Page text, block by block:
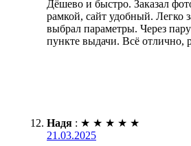
Дёшево и быстро. Заказал
рамкой, сайт удобный. Легко
выбрал параметры. Через
пункте выдачи. Всё отлично,
Надя : ★ ★ ★ ★ ★
21.03.2025